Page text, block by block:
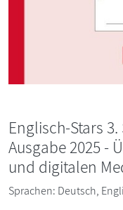
Englisch-Stars
Ausgabe 2025 -
und digitalen
Sprachen: Deutsch,